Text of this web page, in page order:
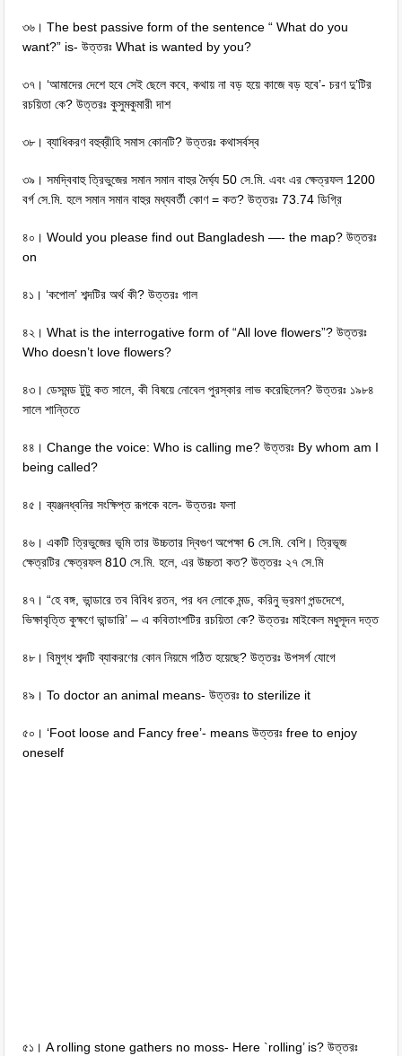
৩৬। The best passive form of the sentence “ What do you
want?” is- উত্তরঃ What is wanted by you?
৩৭। ‘আমাদের দেশে হবে সেই ছেলে কবে, কথায় না বড় হয়ে কাজে বড় হবে’- চরণ দু’টির
রচয়িতা কে? উত্তরঃ কুসুমকুমারী দাশ
৩৮। ব্যাধিকরণ বহুব্রীহি সমাস কোনটি? উত্তরঃ কথাসর্বস্ব
৩৯। সমদ্বিবাহু ত্রিভুজের সমান সমান বাহুর দৈর্ঘ্য 50 সে.মি. এবং এর ক্ষেত্রফল 1200
বর্গ সে.মি. হলে সমান সমান বাহুর মধ্যবর্তী কোণ = কত? উত্তরঃ 73.74 ডিগ্রি
৪০। Would you please find out Bangladesh —- the map? উত্তরঃ
on
৪১। ‘কপোল’ শব্দটির অর্থ কী? উত্তরঃ গাল
৪২। What is the interrogative form of “All love flowers”? উত্তরঃ
Who doesn’t love flowers?
৪৩। ডেসমন্ড টুটু কত সালে, কী বিষয়ে নোবেল পুরস্কার লাভ করেছিলেন? উত্তরঃ ১৯৮৪
সালে শান্তিতে
৪৪। Change the voice: Who is calling me? উত্তরঃ By whom am I
being called?
৪৫। ব্যঞ্জনধ্বনির সংক্ষিপ্ত রূপকে বলে- উত্তরঃ ফলা
৪৬। একটি ত্রিভুজের ভূমি তার উচ্চতার দ্বিগুণ অপেক্ষা 6 সে.মি. বেশি। ত্রিভূজ
ক্ষেত্রটির ক্ষেত্রফল 810 সে.মি. হলে, এর উচ্চতা কত? উত্তরঃ ২৭ সে.মি
৪৭। “হে বঙ্গ, ভান্ডারে তব বিবিধ রতন, পর ধন লোকে মন্ড, করিনু ভ্রমণ পন্ডদেশে,
ভিক্ষাবৃত্তি কুক্ষণে ভান্ডারি’ – এ কবিতাংশটির রচয়িতা কে? উত্তরঃ মাইকেল মধুসূদন দত্ত
৪৮। বিমুগ্ধ শব্দটি ব্যাকরণের কোন নিয়মে গঠিত হয়েছে? উত্তরঃ উপসর্গ যোগে
৪৯। To doctor an animal means- উত্তরঃ to sterilize it
৫০। ‘Foot loose and Fancy free’- means উত্তরঃ free to enjoy
oneself
৫১। A rolling stone gathers no moss- Here `rolling’ is? উত্তরঃ